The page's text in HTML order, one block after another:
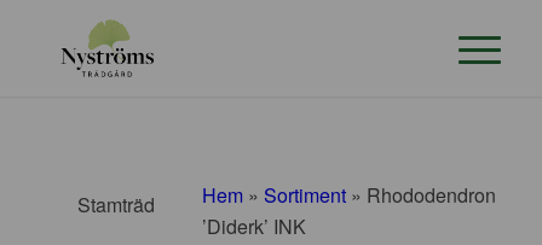
Stamträd
Hem » Sortiment » Rhododendron
’Diderk’ INK